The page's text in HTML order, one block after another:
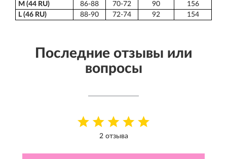
M (44 RU)
86-88 70-72 90
156
L (46 RU)
88-90 72-74 92 154
Последние отзывы или
вопросы
2 отзыва